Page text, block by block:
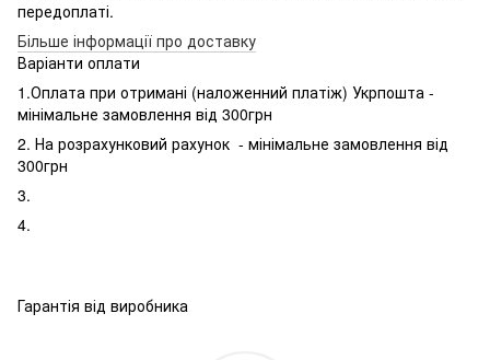
передоплаті.
Більше інформації про доставку
Варіанти оплати
1.Оплата при отримані (наложенний платіж) Укрпошта -
мінімальне замовлення від 300грн
2. На розрахунковий рахунок - мінімальне замовлення від
300грн
3.
4.
Гарантія від виробника